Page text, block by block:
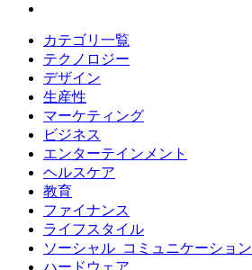
カテゴリ一覧
テクノロジー
デザイン
生産性
マーケティング
ビジネス
エンターテインメント
ヘルスケア
教育
ファイナンス
ライフスタイル
ソーシャル_コミュニケーション
ハードウェア